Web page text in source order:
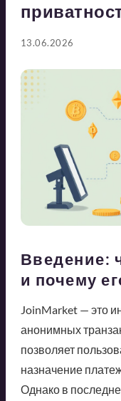
13.06.2026
Введение:
и почему
JoinMarket — это
анонимных
позволяет
назначение
Однако в